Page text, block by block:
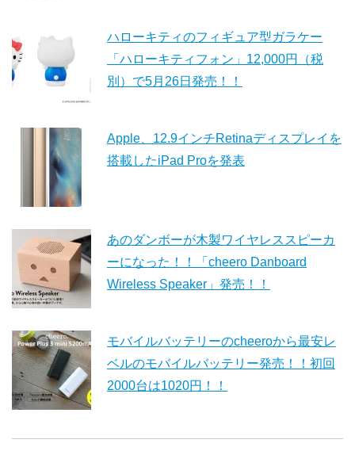
ハローキティのフィギュア型ガラケー
「ハローキティフォン」12,000円（税
別）で5月26日発売！！
Apple、12.9インチRetinaディスプレイを
搭載したiPad Proを発表
あのダンボーが木製ワイヤレススピーカ
ーになった！！「cheero Danboard
Wireless Speaker」発売！！
モバイルバッテリーのcheeroから最安レ
ベルのモバイルバッテリー発売！！初回
2000台は1020円！！